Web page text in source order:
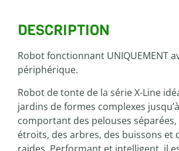
DESCRIPTION
Robot fonctionnant UNIQUEMENT
périphérique.
Robot de tonte de la série X-Line
jardins de formes complexes
comportant des pelouses séparées,
étroits, des arbres, des buissons et
raides. Performant et intelligent, il